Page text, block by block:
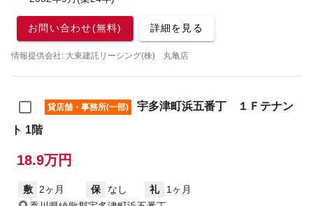
お問い合わせ(無料) 詳細を見る
情報提供会社: 大東建託リーシング(株) 丸亀店
貸店舗・事務所(一部)
宇多津町浜五番丁 １Ｆテナン
ト 1階
18.9万円
敷 2ヶ月 保 なし 礼
1ヶ月